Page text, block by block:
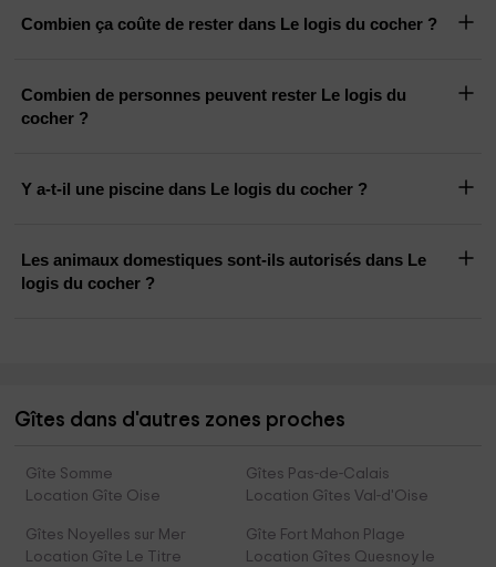
Combien ça coûte de rester dans Le logis du cocher ?
Combien de personnes peuvent rester Le logis du
cocher ?
Y a-t-il une piscine dans Le logis du cocher ?
Les animaux domestiques sont-ils autorisés dans Le
logis du cocher ?
Gîtes dans d'autres zones proches
Gîte Somme
Gîtes Pas-de-Calais
Location Gîte Oise
Location Gîtes Val-d'Oise
Gîtes Noyelles sur Mer
Gîte Fort Mahon Plage
Location Gîte Le Titre
Location Gîtes Quesnoy le